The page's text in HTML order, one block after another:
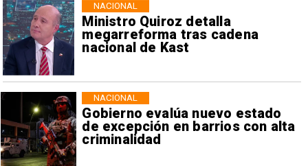
Ministro Quiroz detalla
megarreforma tras cadena
nacional de Kast
NACIONAL
Gobierno evalúa nuevo estado
de excepción en barrios con alta
criminalidad
NACIONAL